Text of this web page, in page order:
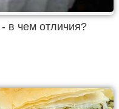
в чем отличия?